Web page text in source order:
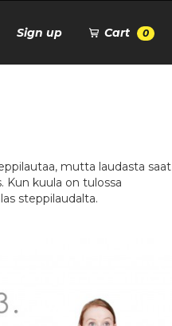
Sign up Cart 0
mutta laudasta saat
Kun kuula on tulossa
steppilaudalta.